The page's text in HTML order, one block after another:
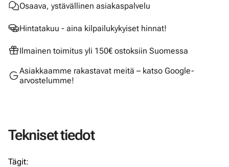
Osaava, ystävällinen asiakaspalvelu
Hintatakuu - aina kilpailukykyiset hinnat!
Ilmainen toimitus yli 150€ ostoksiin Suomessa
Asiakkaamme rakastavat meitä – katso Google-
arvostelumme!
Tekniset tiedot
Tägit: